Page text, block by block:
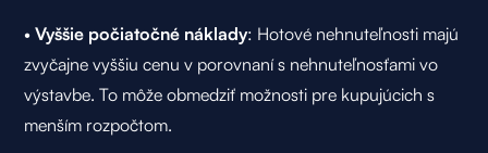
•Vyššie počiatočné náklady: Hotové nehnuteľnosti majú
zvyčajne vyššiu cenu v porovnaní s nehnuteľnosťami vo
výstavbe. To môže obmedziť možnosti pre kupujúcich s
menším rozpočtom.